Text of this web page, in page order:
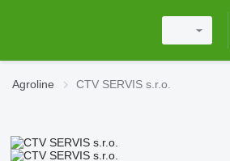
Agroline CTV SERVIS s.r.o.